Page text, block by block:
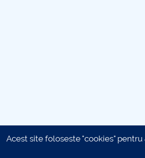
Acest site foloseste "cookies"